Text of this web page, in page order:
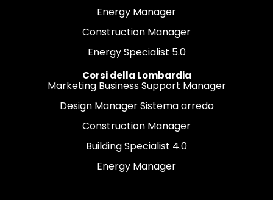
Energy Manager
Construction Manager
Energy Specialist 5.0
Corsi della Lombardia
Marketing Business Support Manager
Design Manager Sistema arredo
Construction Manager
Building Specialist 4.0
Energy Manager